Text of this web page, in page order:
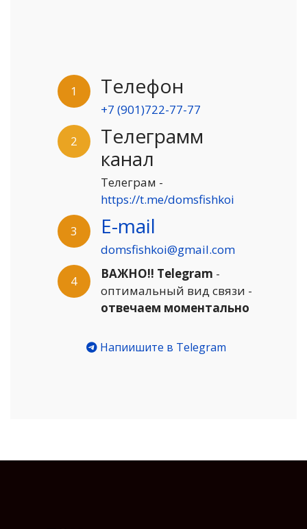
1 Телефон
+7 (901)722-77-77
2
Телеграмм
канал
Телеграм -
https://t.me/domsfishkoi
3
E-mail
domsfishkoi@gmail.com
4
ВАЖНО!! Telegram -
оптимальный вид связи -
отвечаем моментально
Напиишите в Telegram